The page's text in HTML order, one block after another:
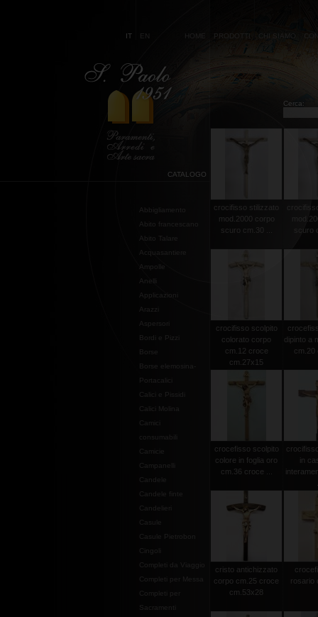
IT EN HOME PRODOTTI CHI SIAMO
Cerca:
CATALOGO
Abbigliamento
Abito francescano
Abito Talare
Acquasantiere
Ampolle
Anelli
Applicazioni
Arazzi
Aspersori
Bordi e Pizzi
Borse
Borse elemosina-
Portacalici
Calici e Pissidi
Calici Molina
Campanelli
Candele
Candele finte
Candelieri
Casule
Casule Pietrobon
Cingoli
Completi da Viaggio
Completi per Messa
Completi per
Sacramenti
crocifisso stilizzato
mod.2000 corpo
scuro cm.30 ...
scuro
crocifisso scolpito
colorato corpo
cm.12 croce
cm.27x15
dipinto a
cm.20
crocefisso scolpito
colore in foglia oro
cm.36 croce ...
in
cristo antichizzato
corpo cm.25 croce
cm.53x28
rosario